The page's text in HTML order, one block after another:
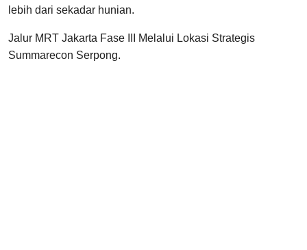
lebih dari sekadar hunian.
Jalur MRT Jakarta Fase III Melalui Lokasi Strategis
Summarecon Serpong.